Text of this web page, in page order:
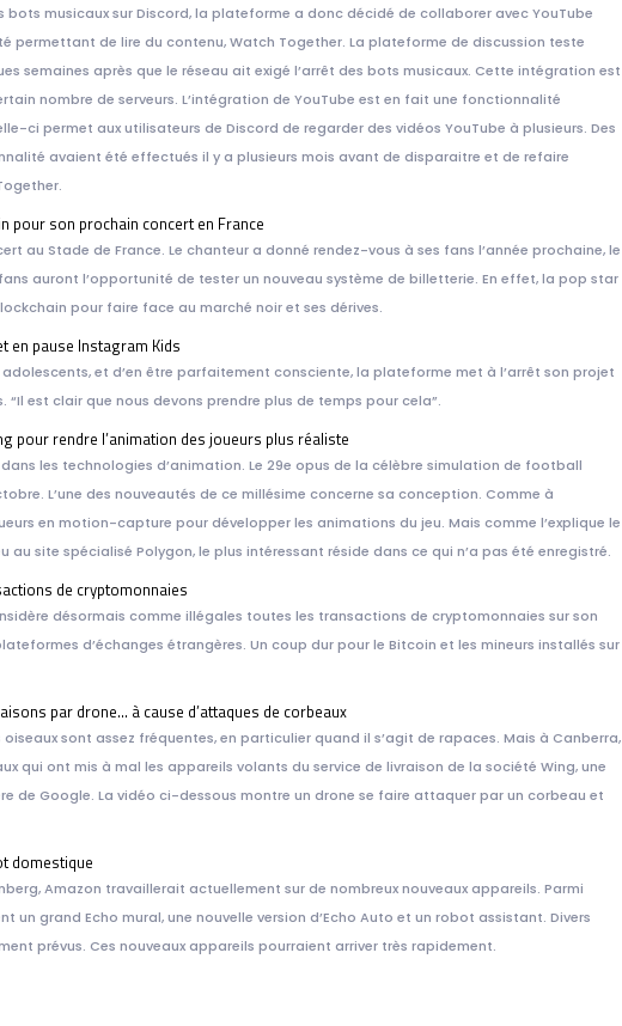
bots musicaux sur Discord, la plateforme a donc décidé de collaborer avec YouTube
permettant de lire du contenu, Watch Together. La plateforme de discussion teste
semaines après que le réseau ait exigé l’arrêt des bots musicaux. Cette intégration est
nombre de serveurs. L’intégration de YouTube est en fait une fonctionnalité
ci permet aux utilisateurs de Discord de regarder des vidéos YouTube à plusieurs. Des
avaient été effectués il y a plusieurs mois avant de disparaitre et de refaire
pour son prochain concert en France
au Stade de France. Le chanteur a donné rendez-vous à ses fans l’année prochaine, le
auront l’opportunité de tester un nouveau système de billetterie. En effet, la pop star
pour faire face au marché noir et ses dérives.
en pause Instagram Kids
et d’en être parfaitement consciente, la plateforme met à l’arrêt son projet
“Il est clair que nous devons prendre plus de temps pour cela”.
pour rendre l’animation des joueurs plus réaliste
les technologies d’animation. Le 29e opus de la célèbre simulation de football
L’une des nouveautés de ce millésime concerne sa conception. Comme à
en motion-capture pour développer les animations du jeu. Mais comme l’explique le
site spécialisé Polygon, le plus intéressant réside dans ce qui n’a pas été enregistré.
de cryptomonnaies
désormais comme illégales toutes les transactions de cryptomonnaies sur son
d’échanges étrangères. Un coup dur pour le Bitcoin et les mineurs installés sur
par drone… à cause d’attaques de corbeaux
sont assez fréquentes, en particulier quand il s’agit de rapaces. Mais à Canberra,
qui ont mis à mal les appareils volants du service de livraison de la société Wing, une
de Google. La vidéo ci-dessous montre un drone se faire attaquer par un corbeau et
domestique
Amazon travaillerait actuellement sur de nombreux nouveaux appareils. Parmi
un grand Echo mural, une nouvelle version d’Echo Auto et un robot assistant. Divers
prévus. Ces nouveaux appareils pourraient arriver très rapidement.